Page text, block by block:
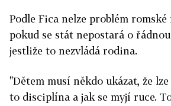
Podle Fica nelze problém
pokud se stát nepostará o
jestliže to nezvládá rodina.
"Dětem musí někdo ukázat, že
to disciplína a jak se myjí ruce.